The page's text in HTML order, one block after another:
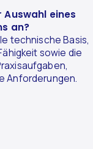
eines
an?
technische Basis,
sowie die
Anforderungen.